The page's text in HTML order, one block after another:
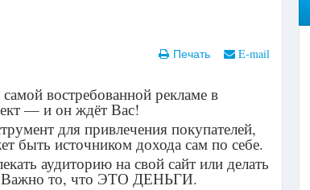
Печать E-mail
востребованной рекламе в
— и он ждёт Вас!
для привлечения покупателей,
быть источником дохода сам по себе.
аудиторию на свой сайт или делать
Важно то, что ЭТО ДЕНЬГИ.